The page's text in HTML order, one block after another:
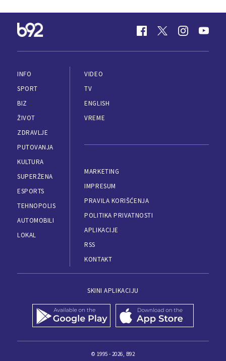
INFO
SPORT
BIZ
ŽIVOT
ZDRAVLJE
PUTOVANJA
KULTURA
SUPERŽENA
ESPORTS
TEHNOPOLIS
AUTOMOBILI
LOKAL
VIDEO
TV
ENGLISH
VREME
MARKETING
IMPRESUM
PRAVILA KORIŠĆENJA
POLITIKA PRIVATNOSTI
APLIKACIJE
RSS
KONTAKT
SKINI APLIKACIJU
© 1995 - 2026, B92